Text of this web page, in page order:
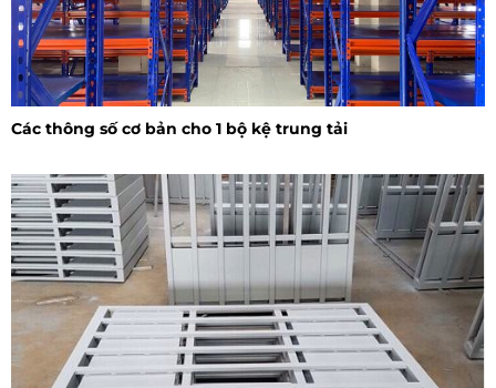
Các thông số cơ bản cho 1 bộ kệ trung tải